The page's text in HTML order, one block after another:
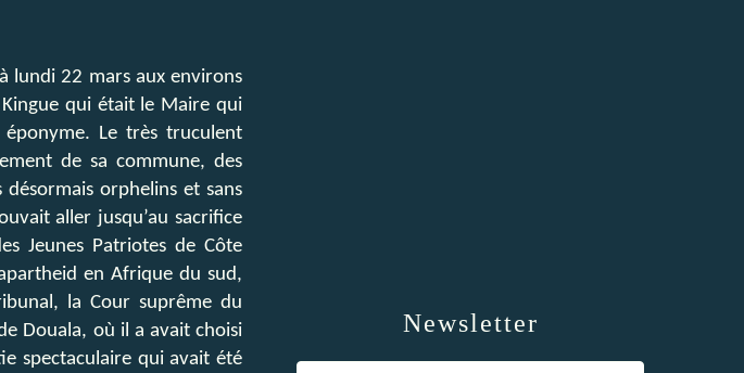
lundi 22 mars aux environs
qui était le Maire qui
Le très truculent
de sa commune, des
orphelins et sans
aller jusqu’au sacrifice
Jeunes Patriotes de Côte
en Afrique du sud,
la Cour suprême du
Douala, où il a avait choisi
spectaculaire qui avait été
Newsletter